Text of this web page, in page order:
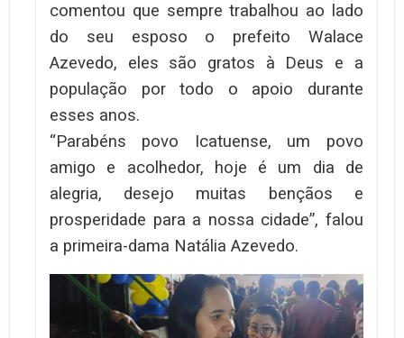
comentou que sempre trabalhou ao lado
do seu esposo o prefeito Walace
Azevedo, eles são gratos à Deus e a
população por todo o apoio durante
esses anos.
“Parabéns povo Icatuense, um povo
amigo e acolhedor, hoje é um dia de
alegria, desejo muitas bençãos e
prosperidade para a nossa cidade”, falou
a primeira-dama Natália Azevedo.